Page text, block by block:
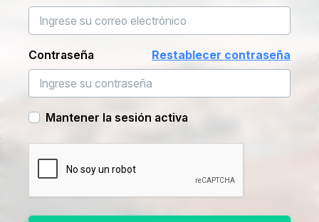
Restablecer contraseña
Contraseña
Mantener la sesión activa